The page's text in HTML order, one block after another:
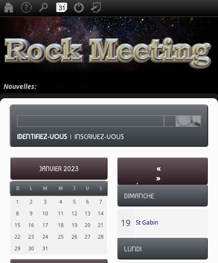
Nouvelles:
IDENTIFIEZ-VOUS |INSCRIVEZ-VOUS
JANVIER 2023
D L M M J V S
1 2 3 4 5 6
7
8
9 10 11 12 13
14
15
16 17 18 19 20
21
22
23 24 25 26 27
28
29
30 31
«
»
FÉVRIER 2023-
SEMAINE 9
DIMANCHE
19 St Gabin
LUNDI